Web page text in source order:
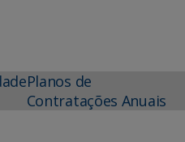
Planos de
Contratações Anuais